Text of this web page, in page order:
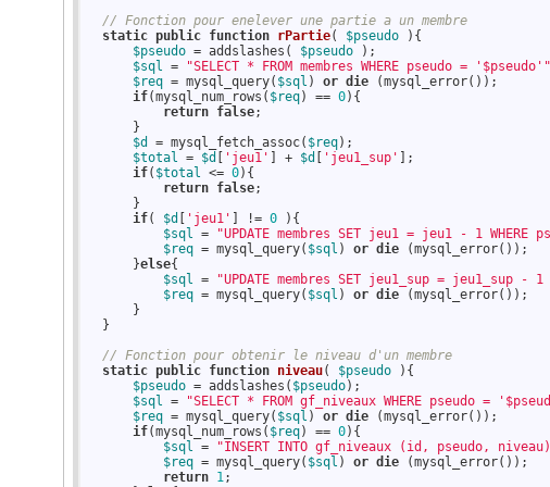
// Fonction pour enelever une partie a un membre
static public function rPartie( $pseudo ) {
$pseudo = addslashes( $pseudo );
$sql = "SELECT * FROM membres WHERE pseudo = '$pseudo'"
$req = mysql_query( $sql ) or die (mysql_error());
if(mysql_num_rows( $req) == 0){
return false;
      }
$d
= mysql_fetch_assoc( $req);
$total = $d 'jeu1' ] + $d 'jeu1_sup'
];
if( $total <= 0){
return false;
      }
if( $d 'jeu1' ] != 0 ){
$sql = "UPDATE membres SET jeu1 = jeu1 - 1 WHERE
$req = mysql_query( $sql ) or die
      }
else{
$sql = "UPDATE membres SET jeu1_sup = jeu1_sup -
$req = mysql_query( $sql ) or die
      }
  }
// Fonction pour obtenir le niveau d'un membre
static public function niveau( $pseudo ) {
$pseudo = addslashes( $pseudo);
$sql = "SELECT * FROM gf_niveaux WHERE pseudo =
$req = mysql_query( $sql ) or die (mysql_error());
if(mysql_num_rows( $req) == 0){
$sql = "INSERT INTO gf_niveaux (id, pseudo,
$req = mysql_query( $sql ) or die
return 1;